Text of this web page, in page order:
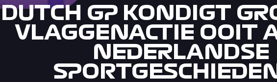
DUTCH GP KONDIGT
VLAGGENACTIE OOIT
NEDERLANDSE